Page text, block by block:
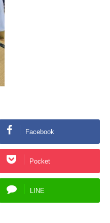
Facebook
Pocket
LINE